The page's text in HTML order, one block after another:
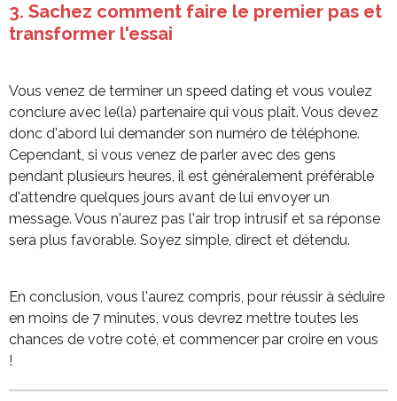
3. Sachez comment faire le premier pas et
transformer l'essai
Vous venez de terminer un speed dating et vous voulez
conclure avec le(la) partenaire qui vous plaît. Vous devez
donc d'abord lui demander son numéro de téléphone.
Cependant, si vous venez de parler avec des gens
pendant plusieurs heures, il est généralement préférable
d'attendre quelques jours avant de lui envoyer un
message. Vous n'aurez pas l'air trop intrusif et sa réponse
sera plus favorable. Soyez simple, direct et détendu.
En conclusion, vous l'aurez compris, pour réussir à séduire
en moins de 7 minutes, vous devrez mettre toutes les
chances de votre coté, et commencer par croire en vous
!